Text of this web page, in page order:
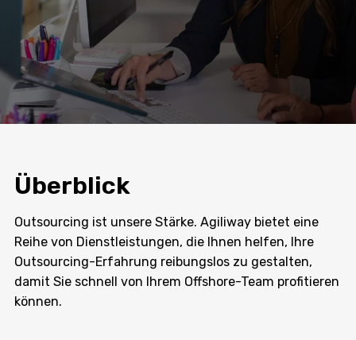
Überblick
Outsourcing ist unsere Stärke. Agiliway bietet eine
Reihe von Dienstleistungen, die Ihnen helfen, Ihre
Outsourcing-Erfahrung reibungslos zu gestalten,
damit Sie schnell von Ihrem Offshore-Team profitieren
können.